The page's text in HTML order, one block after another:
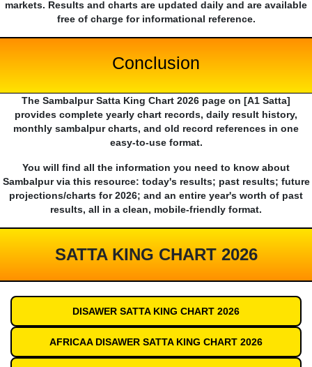
markets. Results and charts are updated daily and are available
free of charge for informational reference.
Conclusion
The Sambalpur Satta King Chart 2026 page on [A1 Satta]
provides complete yearly chart records, daily result history,
monthly sambalpur charts, and old record references in one
easy-to-use format.
You will find all the information you need to know about
Sambalpur via this resource: today's results; past results; future
projections/charts for 2026; and an entire year's worth of past
results, all in a clean, mobile-friendly format.
SATTA KING CHART 2026
DISAWER SATTA KING CHART 2026
AFRICAA DISAWER SATTA KING CHART 2026